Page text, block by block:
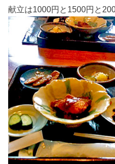
献立は1000円と1500円と